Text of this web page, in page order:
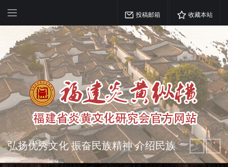
投稿邮箱 收藏本站
弘扬优秀文化 振奋民族精神 介绍民族
瑰宝 宣传中华精英